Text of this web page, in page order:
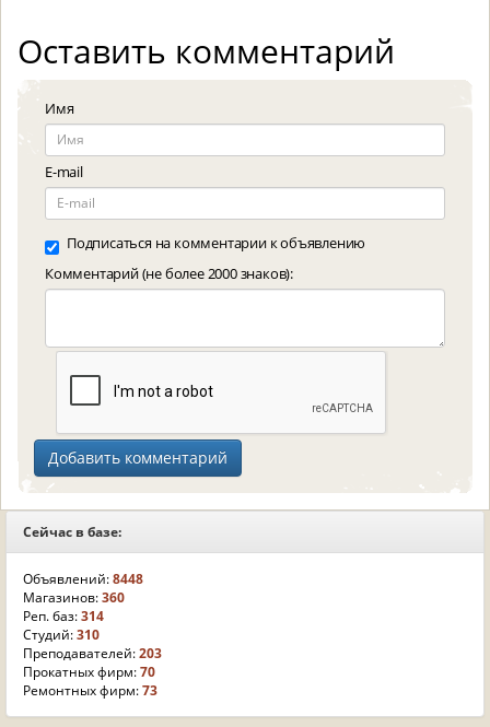
Оставить комментарий
Имя
E-mail
Подписаться на комментарии к объявлению
Комментарий (не более 2000 знаков):
Сейчас в базе:
Объявлений:8448
Магазинов:360
Реп. баз:314
Студий:310
Преподавателей:203
Прокатных фирм:70
Ремонтных фирм:73